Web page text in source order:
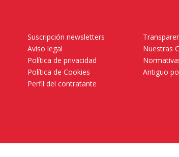
Suscripción newsletters
Aviso legal
Política de privacidad
Política de Cookies
Perfil del contratante
Nuestras
Antiguo